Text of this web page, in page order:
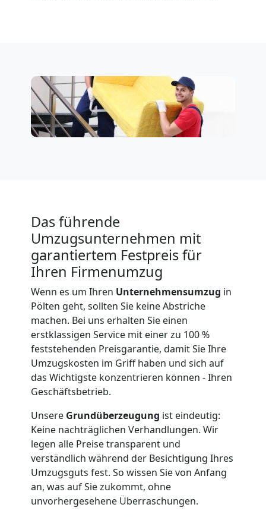
Das führende
Umzugsunternehmen mit
garantiertem Festpreis für
Ihren Firmenumzug
Wenn es um Ihren Unternehmensumzug in
Pölten geht, sollten Sie keine Abstriche
machen. Bei uns erhalten Sie einen
erstklassigen Service mit einer zu 100 %
feststehenden Preisgarantie, damit Sie Ihre
Umzugskosten im Griff haben und sich auf
das Wichtigste konzentrieren können - Ihren
Geschäftsbetrieb.
Unsere Grundüberzeugung ist eindeutig:
Keine nachträglichen Verhandlungen. Wir
legen alle Preise transparent und
verständlich während der Besichtigung Ihres
Umzugsguts fest. So wissen Sie von Anfang
an, was auf Sie zukommt, ohne
unvorhergesehene Überraschungen.